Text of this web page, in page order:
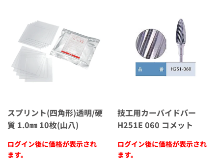
スプリント(四角形)透明/硬
質 1.0㎜ 10枚(山八)
ログイン後に価格が表示され
ます。
技工用カーバイドバー
H251E 060 コメット
ログイン後に価格が表示され
ます。